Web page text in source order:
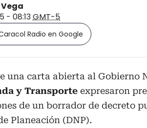
- 08:13GMT-5
Radio en Google
una carta abierta al Gobierno
y Transporte expresaron
de un borrador de decreto
Planeación (DNP).